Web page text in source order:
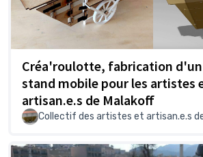
Créa'roulotte, fabrication d'un
stand mobile pour les artistes
artisan.e.s de Malakoff
Collectif des artistes et artisan.e.s